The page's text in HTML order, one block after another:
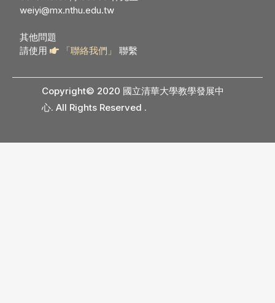
weiyi@mx.nthu.edu.tw
其他問題
請使用
「聯絡我們」 聯繫
Copyright© 2020 國立清華大學教學發展中
心. All Rights Reserved .